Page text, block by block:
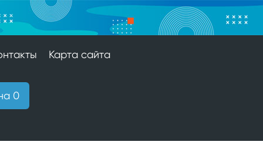
Карта сайта
0